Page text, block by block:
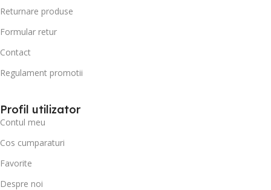
Returnare produse
Formular retur
Contact
Regulament promotii
Profil utilizator
Contul meu
Cos cumparaturi
Favorite
Despre noi